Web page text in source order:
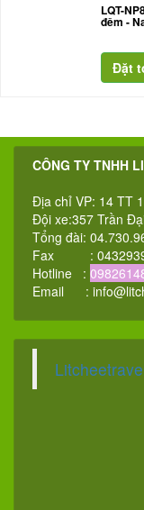
LQT-
đêm -
CÔNG TY TNHH
Địa chỉ VP: 14 TT
Đội xe:357 Trần
Tổng đài:
Fax :
Hotline :
Email :